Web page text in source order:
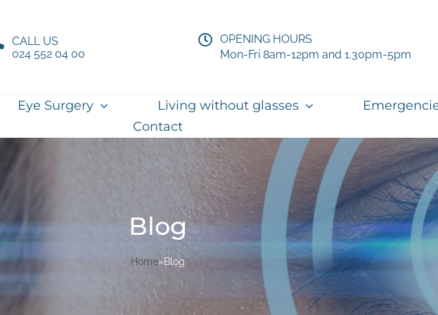
CALL US
024 552 04 00
OPENING HOURS
Mon-Fri 8am-12pm and 1.30pm-5pm
Eye Surgery Living without glasses
Contact
Blog
Home»Blog